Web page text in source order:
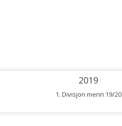
2019
1. Divisjon menn 19/20